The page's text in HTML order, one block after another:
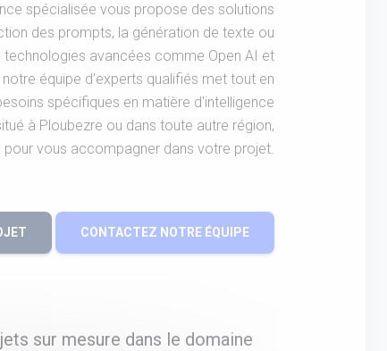
spécialisée vous propose des solutions
des prompts, la génération de texte ou
technologies avancées comme Open AI et
notre équipe d'experts qualifiés met tout en
spécifiques en matière d'intelligence
à Ploubezre ou dans toute autre région,
pour vous accompagner dans votre projet.
CONTACTEZ NOTRE ÉQUIPE
sur mesure dans le domaine